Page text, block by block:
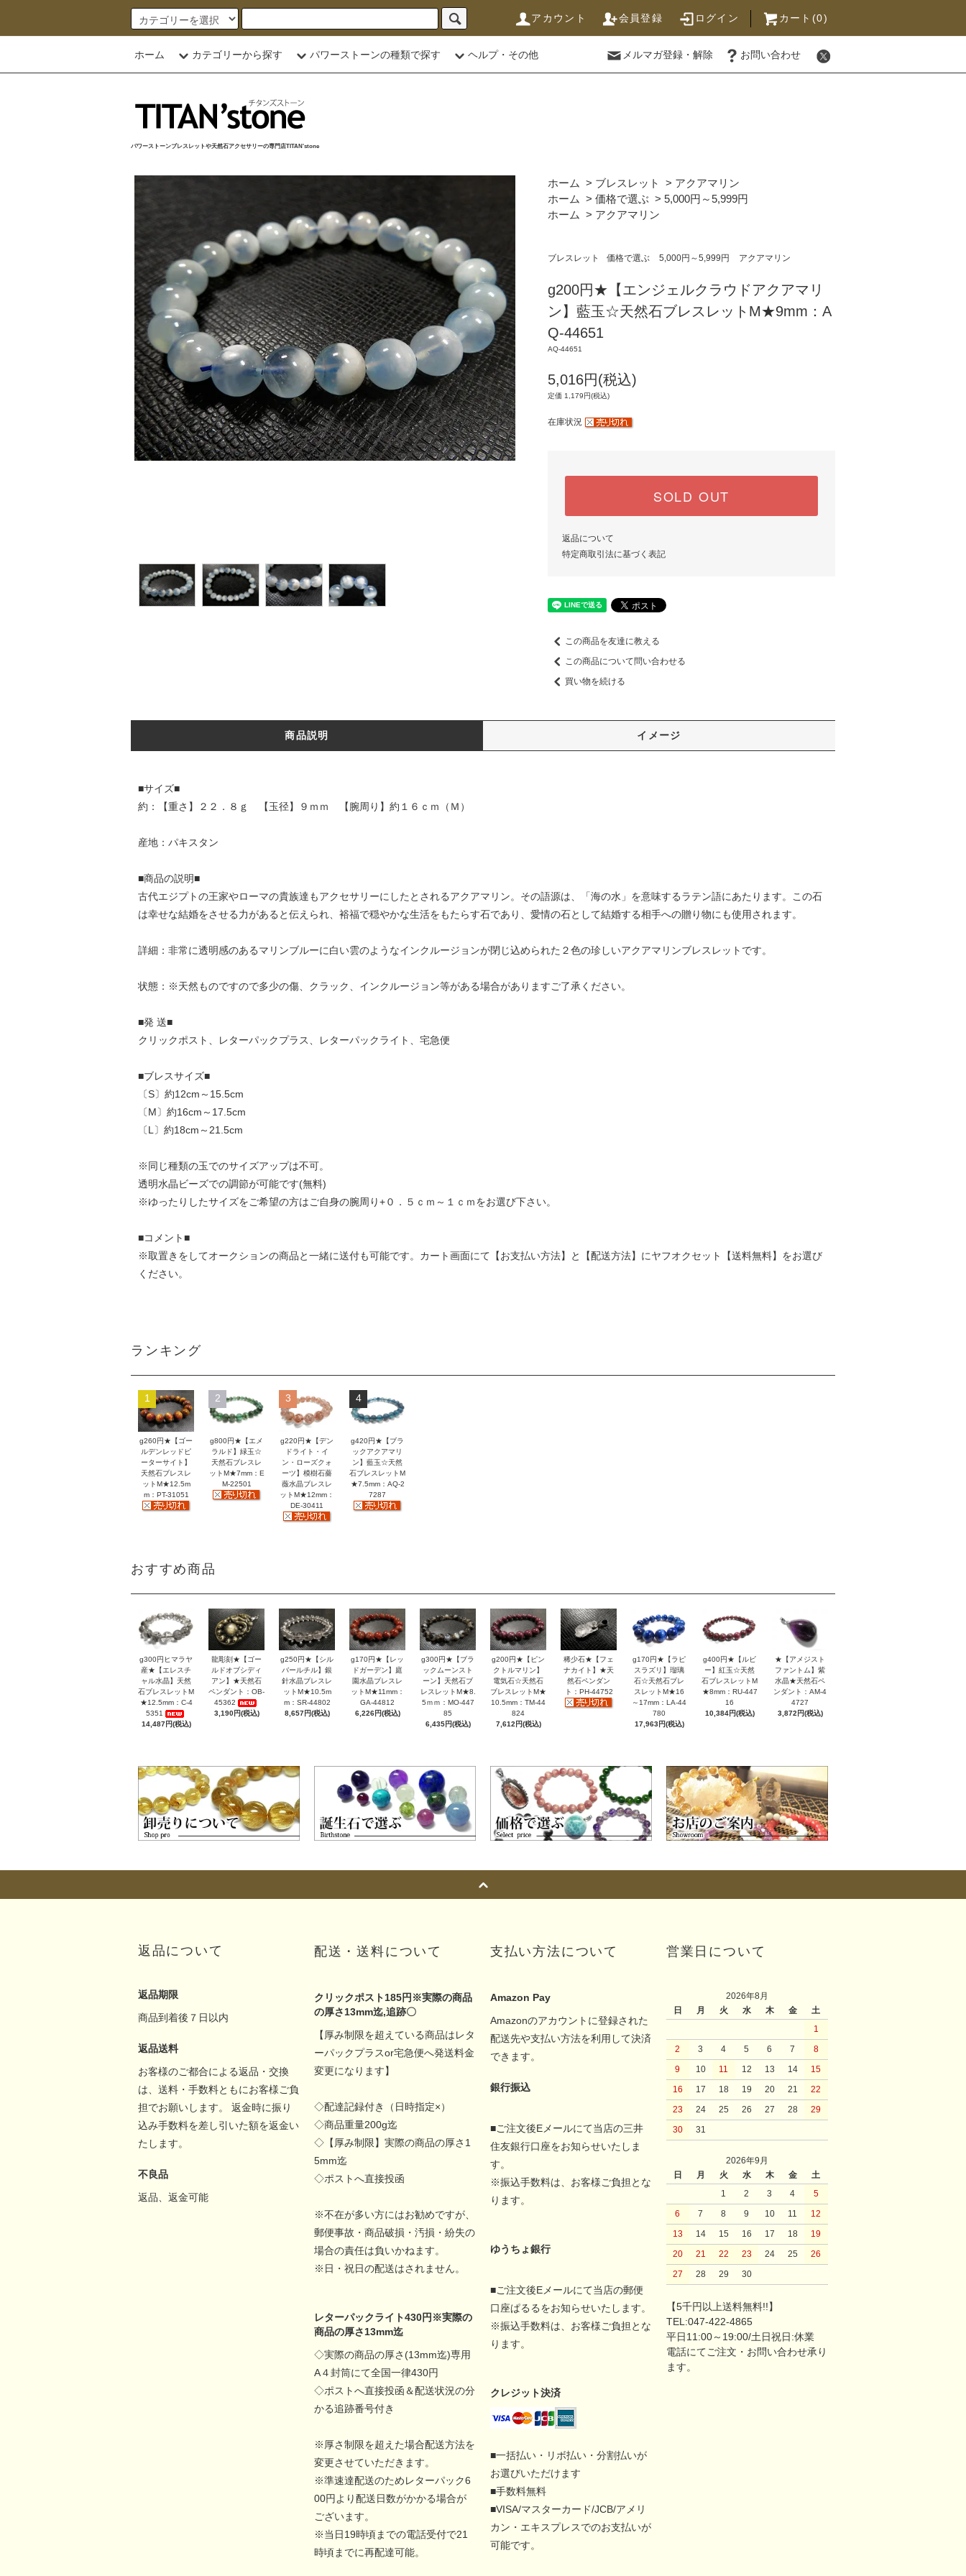
アカウント 会員登録 ログイン カート(0)
ホーム カテゴリーから探す パワーストーンの種類で探す ヘルプ・その他 メルマガ登録・解除 お問い合わせ
パワーストーンブレスレットや天然石アクセサリーの専門店TITAN'stone
ホーム > ブレスレット > アクアマリン
ホーム > 価格で選ぶ > 5,000円～5,999円
ホーム > アクアマリン
ブレスレット 価格で選ぶ 5,000円～5,999円 アクアマリン
g200円★【エンジェルクラウドアクアマリ
ン】藍玉☆天然石ブレスレットM★9mm：A
Q-44651
AQ-44651
5,016円(税込)
定価 1,179円(税込)
在庫状況
SOLD OUT
返品について
特定商取引法に基づく表記
この商品を友達に教える
この商品について問い合わせる
買い物を続ける
商品説明 イメージ
■サイズ■
約：【重さ】２２．８ｇ 【玉径】９ｍｍ 【腕周り】約１６ｃｍ（Ｍ）
産地：パキスタン
■商品の説明■
古代エジプトの王家やローマの貴族達もアクセサリーにしたとされるアクアマリン。その語源は、「海の水」を意味するラテン語にあたります。この石
は幸せな結婚をさせる力があると伝えられ、裕福で穏やかな生活をもたらす石であり、愛情の石として結婚する相手への贈り物にも使用されます。
詳細：非常に透明感のあるマリンブルーに白い雲のようなインクルージョンが閉じ込められた２色の珍しいアクアマリンブレスレットです。
状態：※天然ものですので多少の傷、クラック、インクルージョン等がある場合がありますご了承ください。
■発 送■
クリックポスト、レターパックプラス、レターパックライト、宅急便
■ブレスサイズ■
〔S〕約12cm～15.5cm
〔M〕約16cm～17.5cm
〔L〕約18cm～21.5cm
※同じ種類の玉でのサイズアップは不可。
透明水晶ビーズでの調節が可能です(無料)
※ゆったりしたサイズをご希望の方はご自身の腕周り+０．５ｃｍ～１ｃｍをお選び下さい。
■コメント■
※取置きをしてオークションの商品と一緒に送付も可能です。カート画面にて【お支払い方法】と【配送方法】にヤフオクセット【送料無料】をお選び
ください。
ランキング
1
g260円★【ゴー
ルデンレッドピ
ーターサイト】
天然石ブレスレ
ットM★12.5m
m：PT-31051
2
g800円★【エメ
ラルド】緑玉☆
天然石ブレスレ
ットM★7mm：E
M-22501
3
g220円★【デン
ドライト・イ
ン・ローズクォ
ーツ】模樹石薔
薇水晶ブレスレ
ットM★12mm：
DE-30411
4
g420円★【ブラ
ックアクアマリ
ン】藍玉☆天然
石ブレスレットM
★7.5mm：AQ-2
7287
おすすめ商品
g300円ヒマラヤ
産★【エレスチ
ャル水晶】天然
石ブレスレットM
★12.5mm：C-4
5351
14,487円(税込)
龍彫刻★【ゴー
ルドオブシディ
アン】★天然石
ペンダント：OB-
45362
3,190円(税込)
g250円★【シル
バールチル】銀
針水晶ブレスレ
ットM★10.5m
m：SR-44802
8,657円(税込)
g170円★【レッ
ドガーデン】庭
園水晶ブレスレ
ットM★11mm：
GA-44812
6,226円(税込)
g300円★【ブラ
ックムーンスト
ーン】天然石ブ
レスレットM★8.
5ｍｍ：MO-447
85
6,435円(税込)
g200円★【ピン
クトルマリン】
電気石☆天然石
ブレスレットM★
10.5mm：TM-44
824
7,612円(税込)
稀少石★【フェ
ナカイト】★天
然石ペンダン
ト：PH-44752
g170円★【ラピ
スラズリ】瑠璃
石☆天然石ブレ
スレットM★16
～17mm：LA-44
780
17,963円(税込)
g400円★【ルビ
ー】紅玉☆天然
石ブレスレットM
★8mm：RU-447
16
10,384円(税込)
★【アメジスト
ファントム】紫
水晶★天然石ペ
ンダント：AM-4
4727
3,872円(税込)
返品について
返品期限
商品到着後７日以内
返品送料
お客様のご都合による返品・交換
は、送料・手数料ともにお客様ご負
担でお願いします。 返金時に振り
込み手数料を差し引いた額を返金い
たします。
不良品
返品、返金可能
配送・送料について
クリックポスト185円※実際の商品
の厚さ13mm迄,追跡〇
【厚み制限を超えている商品はレタ
ーパックプラスor宅急便へ発送料金
変更になります】
◇配達記録付き（日時指定×）
◇商品重量200g迄
◇【厚み制限】実際の商品の厚さ1
5mm迄
◇ポストへ直接投函
※不在が多い方にはお勧めですが、
郵便事故・商品破損・汚損・紛失の
場合の責任は負いかねます。
※日・祝日の配送はされません。
レターパックライト430円※実際の
商品の厚さ13mm迄
◇実際の商品の厚さ(13mm迄)専用
A４封筒にて全国一律430円
◇ポストへ直接投函＆配送状況の分
かる追跡番号付き
※厚さ制限を超えた場合配送方法を
変更させていただきます。
※準速達配送のためレターパック6
00円より配送日数がかかる場合が
ございます。
※当日19時頃までの電話受付で21
時頃までに再配達可能。
支払い方法について
Amazon Pay
Amazonのアカウントに登録された
配送先や支払い方法を利用して決済
できます。
銀行振込
■ご注文後Eメールにて当店の三井
住友銀行口座をお知らせいたしま
す。
※振込手数料は、お客様ご負担とな
ります。
ゆうちょ銀行
■ご注文後Eメールにて当店の郵便
口座ぱるるをお知らせいたします。
※振込手数料は、お客様ご負担とな
ります。
クレジット決済
■一括払い・リボ払い・分割払いが
お選びいただけます
■手数料無料
■VISA/マスターカード/JCB/アメリ
カン・エキスプレスでのお支払いが
可能です。
営業日について
2026年8月
日
月 火 水 木 金
土
1
2
3 4 5 6 7
8
9
10 11 12 13 14
15
16
17 18 19 20 21
22
23
24 25 26 27 28
29
30
31
2026年9月
日
月 火 水 木 金
土
1
2 3 4
5
6
7 8 9 10 11
12
13
14 15 16 17 18
19
20
21 22 23 24 25
26
27
28 29 30
【5千円以上送料無料!!】
TEL:047-422-4865
平日11:00～19:00/土日祝日:休業
電話にてご注文・お問い合わせ承り
ます。